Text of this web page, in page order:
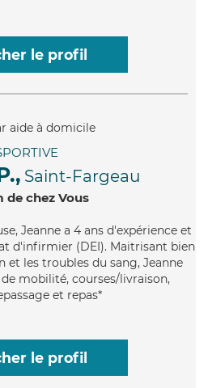
le profil
Saint-Fargeau
de chez Vous
Jeanne a 4 ans d'expérience et
d'infirmier (DEI). Maitrisant bien
et les troubles du sang, Jeanne
mobilité, courses/livraison,
et repas*
le profil